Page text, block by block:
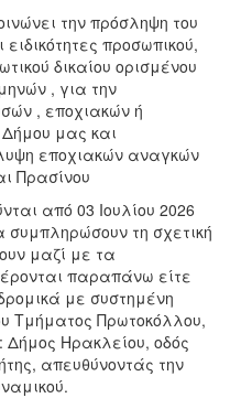
την πρόσληψη του
προσωπικού,
δικαίου ορισμένου
, για την
, εποχιακών ή
μας και
εποχιακών αναγκών
Πρασίνου
από 03 Ιουλίου 2026
συμπληρώσουν τη σχετική
μαζί με τα
παραπάνω είτε
με συστημένη
Τμήματος Πρωτοκόλλου,
Δήμος Ηρακλείου, οδός
απευθύνοντάς την